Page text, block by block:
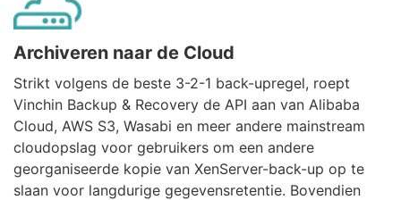
Archiveren naar de Cloud
Strikt volgens de beste 3-2-1 back-upregel, roept
Vinchin Backup & Recovery de API aan van Alibaba
Cloud, AWS S3, Wasabi en meer andere mainstream
cloudopslag voor gebruikers om een andere
georganiseerde kopie van XenServer-back-up op te
slaan voor langdurige gegevensretentie. Bovendien